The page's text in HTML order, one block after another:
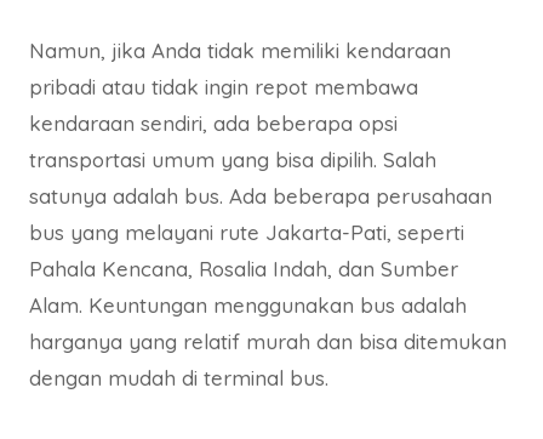
Namun, jika Anda tidak memiliki kendaraan
pribadi atau tidak ingin repot membawa
kendaraan sendiri, ada beberapa opsi
transportasi umum yang bisa dipilih. Salah
satunya adalah bus. Ada beberapa perusahaan
bus yang melayani rute Jakarta-Pati, seperti
Pahala Kencana, Rosalia Indah, dan Sumber
Alam. Keuntungan menggunakan bus adalah
harganya yang relatif murah dan bisa ditemukan
dengan mudah di terminal bus.